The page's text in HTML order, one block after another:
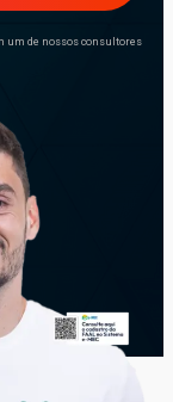
um de nossos consultores